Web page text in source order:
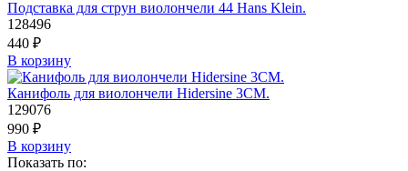
Подставка для струн виолончели 44 Hans Klein.
128496
440 ₽
В корзину
Канифоль для виолончели Hidersine 3CM.
129076
990 ₽
В корзину
Показать по: